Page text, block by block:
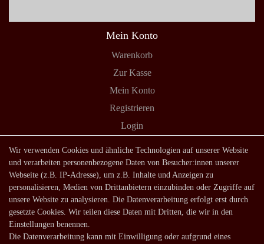
Mein Konto
Warenkorb
Zur Kasse
Mein Konto
Registrieren
Login
Shop
Lagerverkauf
Zahlungsarten
Versandarten und -kosten
Service
Wir verwenden Cookies und ähnliche Technologien auf unserer Website
und verarbeiten personenbezogene Daten von Besucher:innen unserer
Webseite (z.B. IP-Adresse), um z.B. Inhalte und Anzeigen zu
personalisieren, Medien von Drittanbietern einzubinden oder Zugriffe auf
unsere Website zu analysieren. Die Datenverarbeitung erfolgt erst durch
gesetzte Cookies. Wir teilen diese Daten mit Dritten, die wir in den
Einstellungen benennen.
Die Datenverarbeitung kann mit Einwilligung oder aufgrund eines